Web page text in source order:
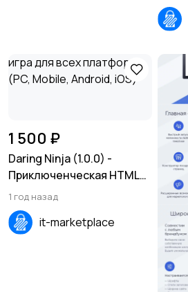
1 500 ₽
Daring Ninja (1.0.0) -
Приключенческая HTML5-
игра для всех платформ
(PC, Mobile, Android, iOS)
1 год назад
it-marketplace